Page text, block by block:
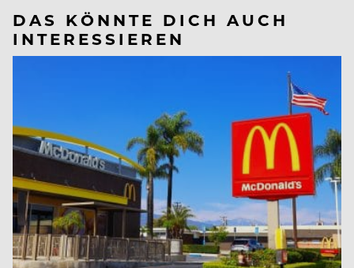
DAS KÖNNTE DICH AUCH
INTERESSIEREN